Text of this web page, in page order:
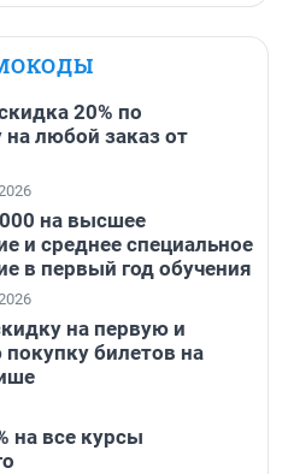
20% по
любой заказ от
на высшее
и среднее специальное
в первый год обучения
на первую и
билетов на
на все курсы